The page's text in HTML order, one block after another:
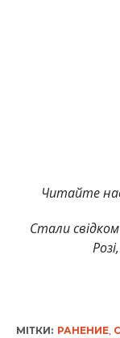
Читайте
Стали
МІТКИ: РАНЕНИЕ,